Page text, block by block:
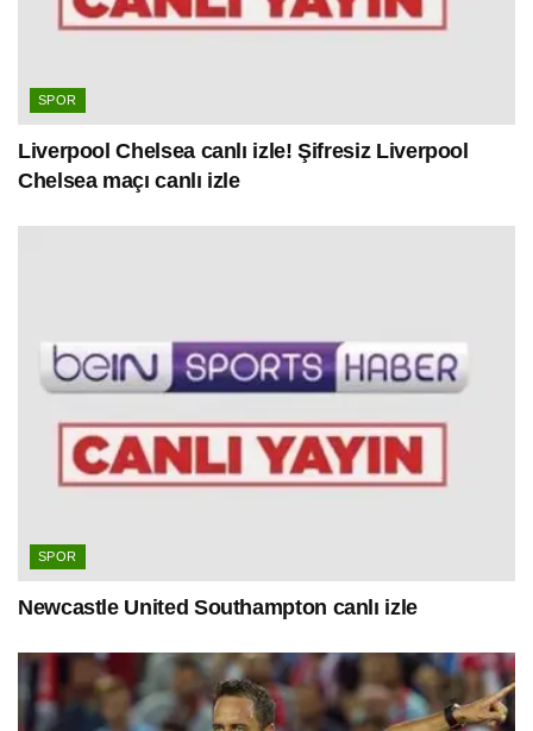
SPOR
Liverpool Chelsea canlı izle! Şifresiz Liverpool
Chelsea maçı canlı izle
SPOR
Newcastle United Southampton canlı izle